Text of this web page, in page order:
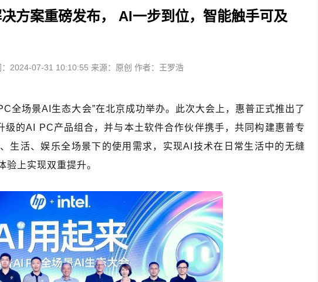
方案重磅发布， AI一步到位，智能触手可及
：2024-07-31 10:10:55 来源：原创 作者：王罗浩
场景AI生态大会”在北京成功举办。此次大会上，惠普正式推出了
的AI PC产品组合，并与本土软件合作伙伴携手，共同构建惠普专
生活、娱乐全场景下的使用需求，实现AI技术在日常生活中的无缝
验上实现双重提升。